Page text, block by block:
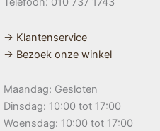
→ Klantenservice
→ Bezoek onze winkel
Maandag: Gesloten
Dinsdag: 10:00 tot 17:00
Woensdag: 10:00 tot 17:00